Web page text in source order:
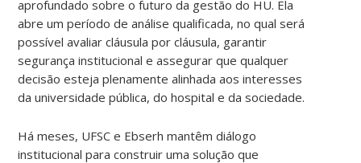
aprofundado sobre o futuro da gestão do HU. Ela
abre um período de análise qualificada, no qual será
possível avaliar cláusula por cláusula, garantir
segurança institucional e assegurar que qualquer
decisão esteja plenamente alinhada aos interesses
da universidade pública, do hospital e da sociedade.
Há meses, UFSC e Ebserh mantêm diálogo
institucional para construir uma solução que